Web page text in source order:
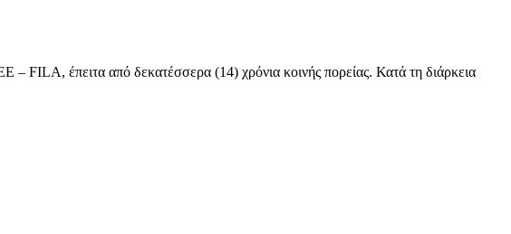
έπειτα από δεκατέσσερα (14) χρόνια κοινής πορείας. Κατά τη διάρκεια